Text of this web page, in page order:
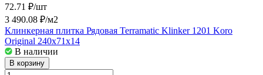
72.71 ₽/шт
3 490.08 ₽/м2
Клинкерная плитка Рядовая Terramatic Klinker 1201 Koro
Original 240x71x14
В наличии
В корзину